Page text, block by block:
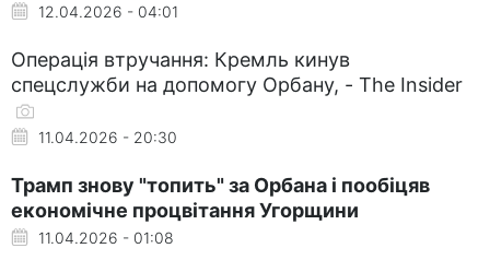
12.04.2026 - 04:01
Операція втручання: Кремль кинув
спецслужби на допомогу Орбану, - The Insider
11.04.2026 - 20:30
Трамп знову "топить" за Орбана і пообіцяв
економічне процвітання Угорщини
11.04.2026 - 01:08